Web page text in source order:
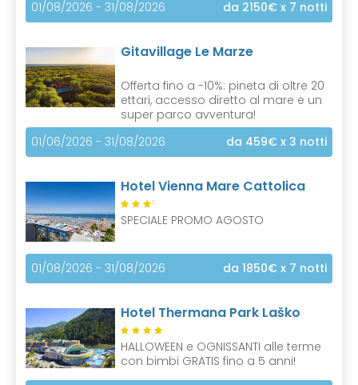
01/08/2026 - 31/08/2026
da 2150€ x 7 notti
Gitavillage Le Marze
Offerta fino a -10%: pineta di oltre 20
ettari, accesso diretto al mare e un
super parco avventura!
01/06/2026 - 31/08/2026
da 459€ x 3 notti
Hotel Vienna Mare Cattolica
S
SPECIALE PROMO AGOSTO
01/08/2026 - 31/08/2026 da 1850€ x 7 notti
Hotel Thermana Park Laško
HALLOWEEN e OGNISSANTI alle terme
con bimbi GRATIS fino a 5 anni!